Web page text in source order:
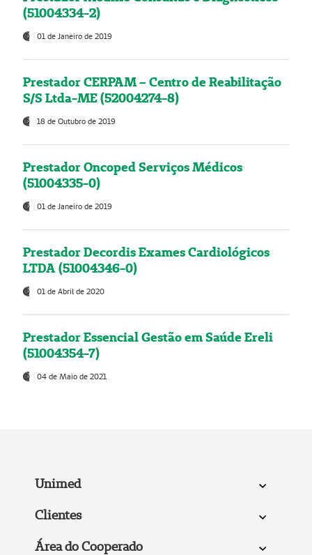
(51004334-2)
01 de Janeiro de 2019
Prestador CERPAM – Centro de Reabilitação
S/S Ltda-ME (52004274-8)
18 de Outubro de 2019
Prestador Oncoped Serviços Médicos
(51004335-0)
01 de Janeiro de 2019
Prestador Decordis Exames Cardiológicos
LTDA (51004346-0)
01 de Abril de 2020
Prestador Essencial Gestão em Saúde Ereli
(51004354-7)
04 de Maio de 2021
Unimed
Clientes
Área do Cooperado